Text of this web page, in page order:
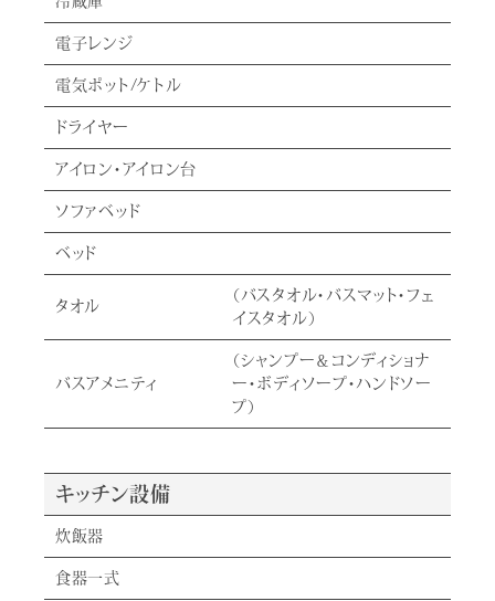
電子レンジ
電気ポット/ケトル
ドライヤー
アイロン・アイロン台
ソファベッド
ベッド
タオル
（バスタオル・バスマット・フェ
イスタオル）
バスアメニティ
（シャンプー＆コンディショナ
ー・ボディソープ・ハンドソー
プ）
キッチン設備
炊飯器
食器一式